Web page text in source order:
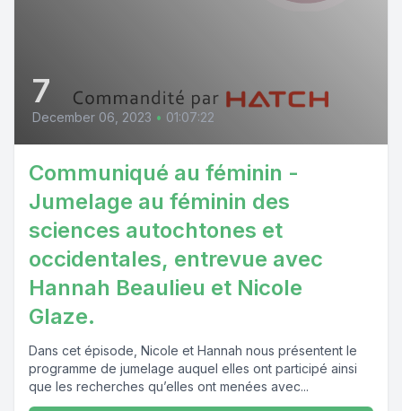
7
December 06, 2023 • 01:07:22
Communiqué au féminin -
Jumelage au féminin des
sciences autochtones et
occidentales, entrevue avec
Hannah Beaulieu et Nicole
Glaze.
Dans cet épisode, Nicole et Hannah nous présentent le
programme de jumelage auquel elles ont participé ainsi
que les recherches qu’elles ont menées avec...